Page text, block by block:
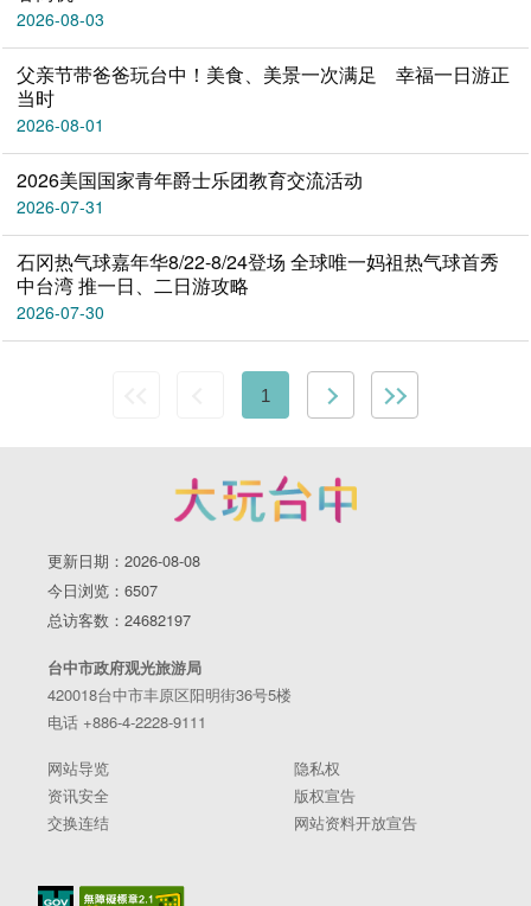
2026-08-03
父亲节带爸爸玩台中！美食、美景一次满足 幸福一日游正
当时
2026-08-01
2026美国国家青年爵士乐团教育交流活动
2026-07-31
石冈热气球嘉年华8/22-8/24登场 全球唯一妈祖热气球首秀
中台湾 推一日、二日游攻略
2026-07-30
1
更新日期：2026-08-08
今日浏览：6507
总访客数：24682197
台中市政府观光旅游局
420018台中市丰原区阳明街36号5楼
电话 +886-4-2228-9111
网站导览
隐私权
资讯安全
版权宣告
交换连结
网站资料开放宣告